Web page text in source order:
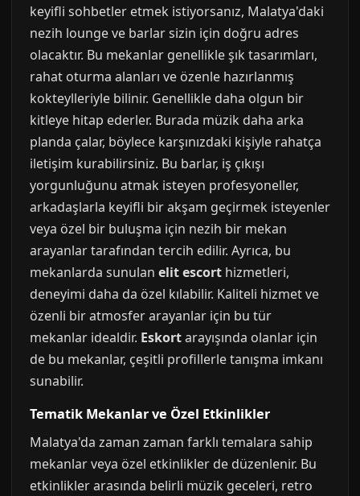
keyifli sohbetler etmek istiyorsanız, Malatya'daki
nezih lounge ve barlar sizin için doğru adres
olacaktır. Bu mekanlar genellikle şık tasarımları,
rahat oturma alanları ve özenle hazırlanmış
kokteylleriyle bilinir. Genellikle daha olgun bir
kitleye hitap ederler. Burada müzik daha arka
planda çalar, böylece karşınızdaki kişiyle rahatça
iletişim kurabilirsiniz. Bu barlar, iş çıkışı
yorgunluğunu atmak isteyen profesyoneller,
arkadaşlarla keyifli bir akşam geçirmek isteyenler
veya özel bir buluşma için nezih bir mekan
arayanlar tarafından tercih edilir. Ayrıca, bu
mekanlarda sunulan elit escort hizmetleri,
deneyimi daha da özel kılabilir. Kaliteli hizmet ve
özenli bir atmosfer arayanlar için bu tür
mekanlar idealdir. Eskortarayışında olanlar için
de bu mekanlar, çeşitli profillerle tanışma imkanı
sunabilir.
Tematik Mekanlar ve Özel Etkinlikler
Malatya'da zaman zaman farklı temalara sahip
mekanlar veya özel etkinlikler de düzenlenir. Bu
etkinlikler arasında belirli müzik geceleri, retro